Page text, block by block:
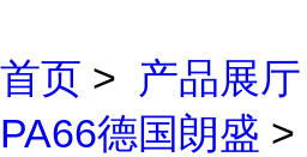
首页 > 产品展厅
PA66德国朗盛 >